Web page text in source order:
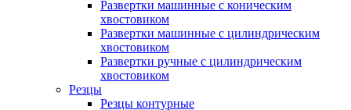
Развертки машинные с коническим
хвостовиком
Развертки машинные с цилиндрическим
хвостовиком
Развертки ручные с цилиндрическим
хвостовиком
Резцы
Резцы контурные